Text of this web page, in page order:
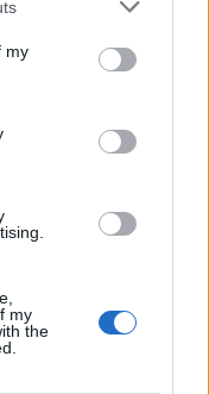
my
my
the
2023 στο
από την ομάδα the
→
theater group